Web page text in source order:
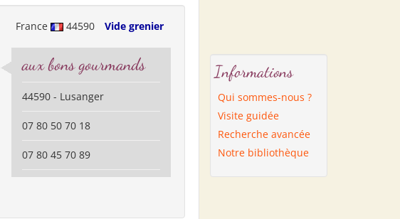
France 44590 Vide grenier
aux bons gourmands
44590 - Lusanger
07 80 50 70 18
07 80 45 70 89
Informations
Qui sommes-nous ?
Visite guidée
Recherche avancée
Notre bibliothèque